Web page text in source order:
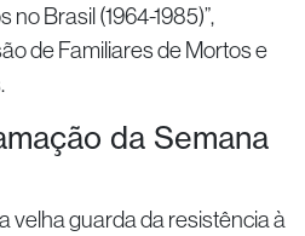
Brasil (1964-1985)”,
de Familiares de Mortos e
da Semana
velha guarda da resistência à